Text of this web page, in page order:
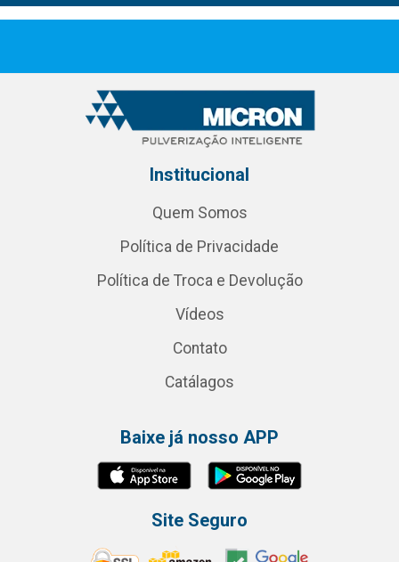
Institucional
Quem Somos
Política de Privacidade
Política de Troca e Devolução
Vídeos
Contato
Catálagos
Baixe já nosso APP
Site Seguro